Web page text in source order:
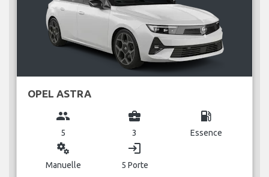
OPEL ASTRA
group
5
business_center
3
local_gas_station
Essence
miscellaneous_services
Manuelle
login
5 Porte